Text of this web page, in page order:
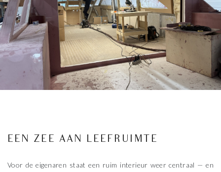
EEN ZEE AAN LEEFRUIMTE
Voor de eigenaren staat een ruim interieur weer centraal — en